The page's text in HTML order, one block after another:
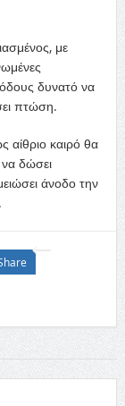
με
δυνατό να
πτώση.
αίθριο καιρό θα
δώσει
άνοδο την